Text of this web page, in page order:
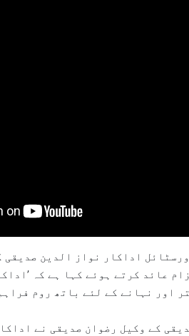
اداکار نواز الدین صدیقی
عائد کرتے ہوئے کہا ہے کہ
اور نہانے کے لئے باتھ روم
کے وکیل رضوان صدیقی نے